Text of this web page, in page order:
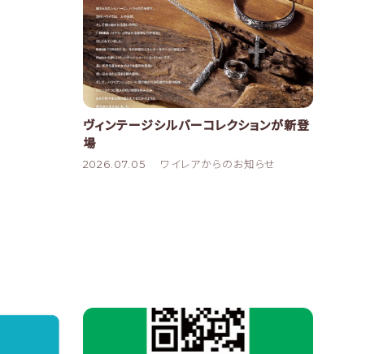
ヴィンテージシルバーコレクションが新登
場
2026.07.05 ワイレアからのお知らせ